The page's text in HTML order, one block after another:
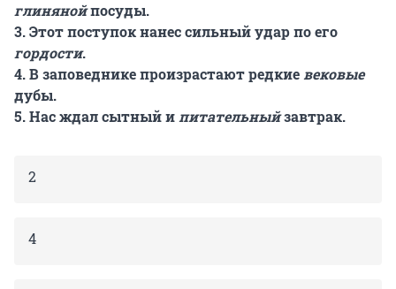
глинянойпосуды.
3. Этот поступок нанес сильный удар по его
гордости.
4. В заповеднике произрастают редкиевековые
дубы.
5. Нас ждал сытный ипитательныйзавтрак.
2
4